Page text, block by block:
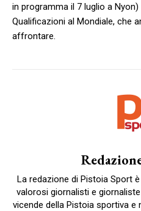
in programma il 7 luglio a Nyon)
Qualificazioni al Mondiale, che
affrontare.
La redazione di Pistoia Sport
valorosi giornalisti e
vicende della Pistoia sportiva